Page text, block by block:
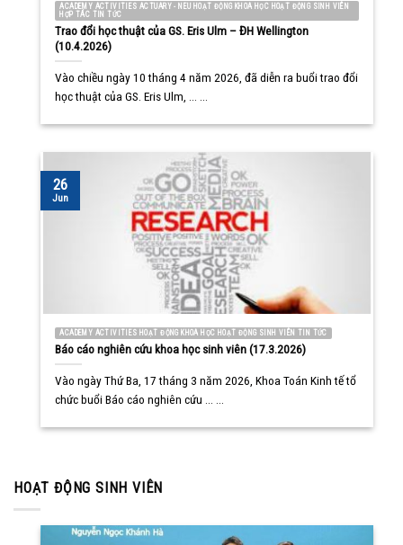
ACADEMY ACTIVITIES ACTUARY - NEU HOẠT ĐỘNG KHOA HỌC HOẠT ĐỘNG SINH VIÊN
HỢP TÁC TIN TỨC
Trao đổi học thuật của GS. Eris Ulm – ĐH Wellington
(10.4.2026)
Vào chiều ngày 10 tháng 4 năm 2026, đã diễn ra buổi trao đổi
học thuật của GS. Eris Ulm, ... ...
ACADEMY ACTIVITIES HOẠT ĐỘNG KHOA HỌC HOẠT ĐỘNG SINH VIÊN TIN TỨC
Báo cáo nghiên cứu khoa học sinh viên (17.3.2026)
Vào ngày Thứ Ba, 17 tháng 3 năm 2026, Khoa Toán Kinh tế tổ
chức buổi Báo cáo nghiên cứu ... ...
26
Jun
HOẠT ĐỘNG SINH VIÊN